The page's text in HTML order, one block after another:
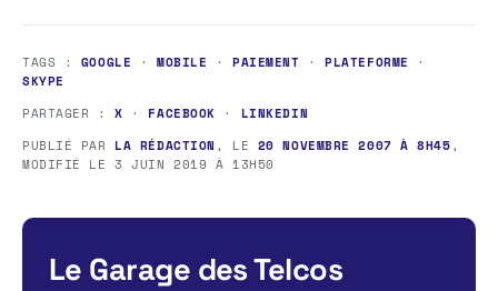
TAGS : GOOGLE · MOBILE ·PAIEMENT ·PLATEFORME
·
SKYPE
PARTAGER :X · FACEBOOK · LINKEDIN
PUBLIÉ PAR LA RÉDACTION , LE 20 NOVEMBRE 2007 À 8H45,
MODIFIÉ LE3 JUIN 2019 À 13H50
Le Garage des Telcos